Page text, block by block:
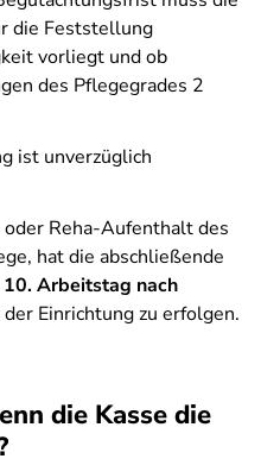
die Feststellung
vorliegt und ob
des Pflegegrades 2
ist unverzüglich
Reha-Aufenthalt des
hat die abschließende
10. Arbeitstag nach
der Einrichtung zu erfolgen.
die Kasse die